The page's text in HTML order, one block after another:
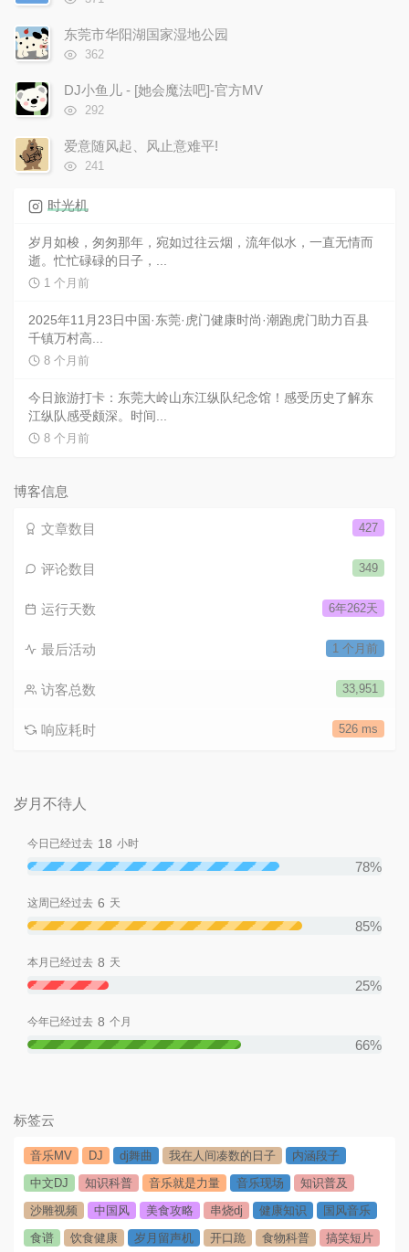
次
数:
东莞市华阳湖国家湿地公园
浏
次
数:
362
DJ小鱼儿 - [她会魔法吧]-官方MV
浏
次
数:
292
爱意随风起、风止意难平!
浏
数:
241
时光机
岁月如梭，匆匆那年，宛如过往云烟，流年似水，一直无情而
逝。忙忙碌碌的日子，...
1 个月前
2025年11月23日中国·东莞·虎门健康时尚·潮跑虎门助力百县
千镇万村高...
8 个月前
今日旅游打卡：东莞大岭山东江纵队纪念馆！感受历史了解东
江纵队感受颇深。时间...
8 个月前
博客信息
427
文章数目
349
评论数目
6年262天
运行天数
1 个月前
最后活动
33,951
访客总数
526 ms
响应耗时
岁月不待人
今日已经过去 18 小时
78%
这周已经过去 6 天
85%
本月已经过去 8 天
25%
今年已经过去 8 个月
66%
标签云
音乐MV DJ dj舞曲 我在人间凑数的日子
内涵段子
中文DJ
知识科普 音乐就是力量 音乐现场
知识普及
沙雕视频
中国风 美食攻略 串烧dj 健康知识
国风音乐
食谱
饮食健康 岁月留声机 开口跪 食物科普 搞笑短片